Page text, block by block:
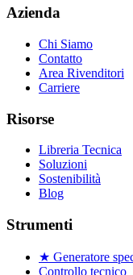
Azienda
Chi Siamo
Contatto
Area Rivenditori
Carriere
Risorse
Libreria Tecnica
Soluzioni
Sostenibilità
Blog
Strumenti
★ Generatore
Controllo tecnico